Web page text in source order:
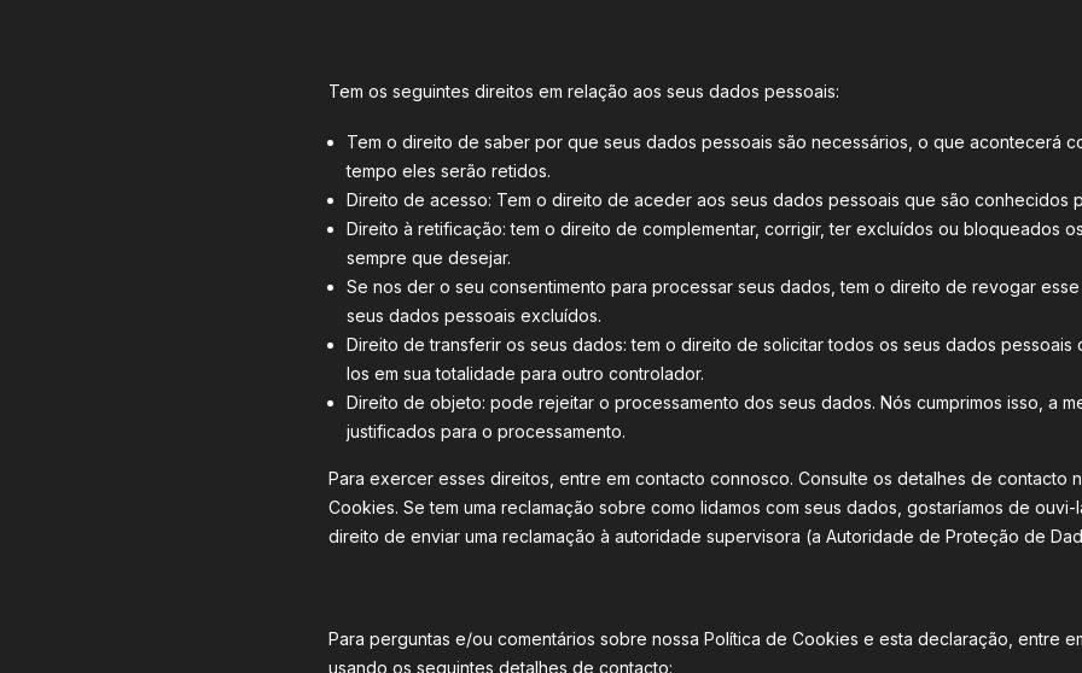
Tem os seguintes direitos em relação aos seus dados pessoais:
Tem o direito de saber por que seus dados pessoais são necessários, o que acontecerá
tempo eles serão retidos.
Direito de acesso: Tem o direito de aceder aos seus dados pessoais que são conhecidos
Direito à retificação: tem o direito de complementar, corrigir, ter excluídos ou bloqueados
sempre que desejar.
Se nos der o seu consentimento para processar seus dados, tem o direito de revogar
seus dados pessoais excluídos.
Direito de transferir os seus dados: tem o direito de solicitar todos os seus dados
los em sua totalidade para outro controlador.
Direito de objeto: pode rejeitar o processamento dos seus dados. Nós cumprimos isso, a
justificados para o processamento.
Para exercer esses direitos, entre em contacto connosco. Consulte os detalhes de contacto
Cookies. Se tem uma reclamação sobre como lidamos com seus dados, gostaríamos de ouvi-
direito de enviar uma reclamação à autoridade supervisora (a Autoridade de Proteção de
Para perguntas e/ou comentários sobre nossa Política de Cookies e esta declaração, entre
usando os seguintes detalhes de contacto: